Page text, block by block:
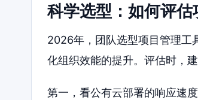
科学选型：如何评
2026年，团队选型项目管理工
化组织效能的提升。评估时，
第一，看公有云部署的响应速